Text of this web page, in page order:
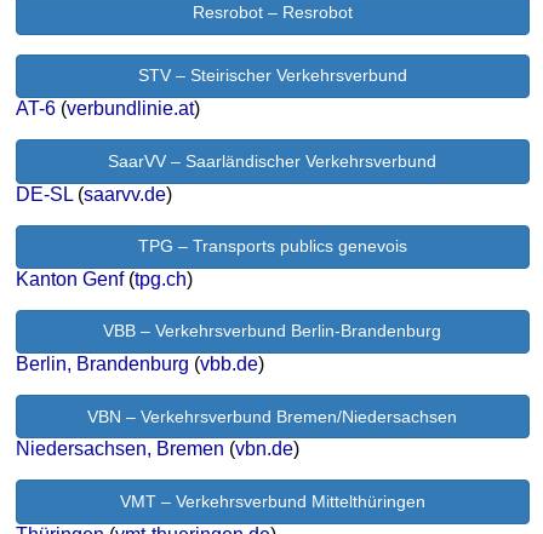
Resrobot – Resrobot
STV – Steirischer Verkehrsverbund
AT-6 (verbundlinie.at)
SaarVV – Saarländischer Verkehrsverbund
DE-SL (saarvv.de)
TPG – Transports publics genevois
Kanton Genf(tpg.ch)
VBB – Verkehrsverbund Berlin-Brandenburg
Berlin, Brandenburg (vbb.de)
VBN – Verkehrsverbund Bremen/Niedersachsen
Niedersachsen, Bremen (vbn.de)
VMT – Verkehrsverbund Mittelthüringen